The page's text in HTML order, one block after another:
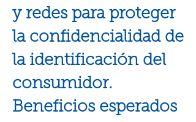
y redes para proteger
la confidencialidad de
la identificación del
consumidor.
Beneficios esperados